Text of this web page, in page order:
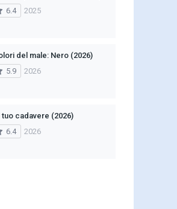
6.4
2025
del male: Nero (2026)
5.9
2026
tuo cadavere (2026)
6.4
2026